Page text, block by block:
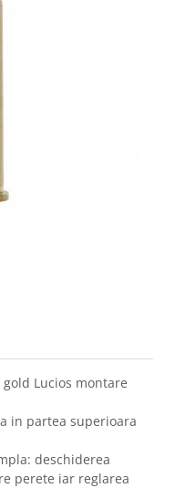
Lucios montare
in partea superioara
deschiderea
perete iar reglarea